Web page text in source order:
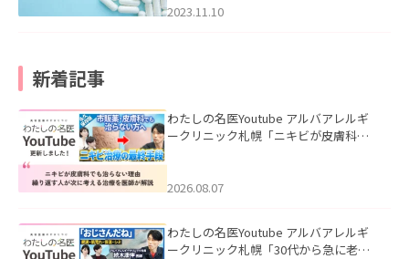
2023.11.10
新着記事
わたしの名医Youtube アルバアレルギ
ークリニック札幌「ニキビが皮膚科で
ました。
2026.08.07
わたしの名医Youtube アルバアレルギ
ークリニック札幌「30代から急に老け